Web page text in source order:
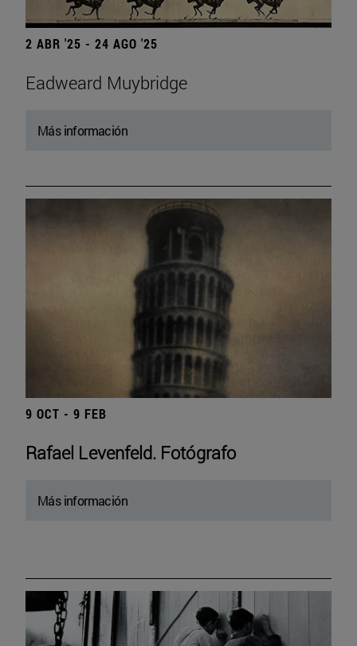
2 ABR '25 - 24 AGO '25
Eadweard Muybridge
Más información
9 OCT - 9 FEB
Rafael Levenfeld. Fotógrafo
Más información